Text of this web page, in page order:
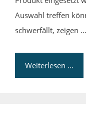
Auswahl treffen
schwerfällt, zeigen …
Weiterlesen …